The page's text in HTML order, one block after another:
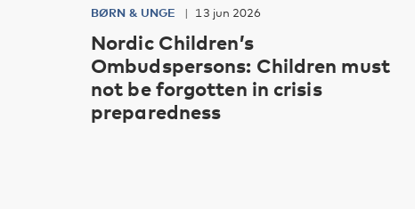
BØRN & UNGE 13 jun 2026
Nordic Children’s
Ombudspersons: Children must
not be forgotten in crisis
preparedness